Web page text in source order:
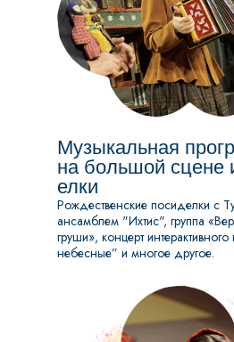
Музыкальная
на большой сцене
елки
Рождественские посиделки с
ансамблем "Ихтис", группа
груши», концерт
небесные” и многое другое.